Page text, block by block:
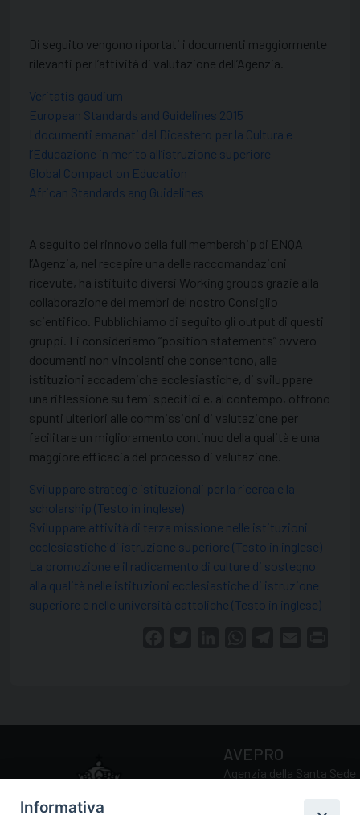
Di seguito vengono riportati i documenti maggiormente
rilevanti per l’attività di valutazione dell’Agenzia.
Veritatis gaudium
European Standards and Guidelines 2015
I documenti emanati dal Dicastero per la Cultura e
l’Educazione in merito all’istruzione superiore
Global Compact on Education
African Standards ang Guidelines
A seguito del rinnovo della full membership di ENQA
l’Agenzia, nel recepire una delle raccomandazioni
ricevute, ha istituito diversi Working groups grazie alla
collaborazione dei membri del nostro Consiglio
scientifico. Pubblichiamo di seguito gli output di questi
gruppi. Li consideriamo “position statements” ovvero
documenti non vincolanti che consentono, alle
istituzioni accademiche ecclesiastiche, di sviluppare
una riflessione su temi specifici e, al contempo, offrono
spunti ulteriori alle commissioni di valutazione per
facilitare un miglioramento continuo della qualità e una
maggiore efficacia del processo di valutazione.
Sviluppare strategie istituzionali per la ricerca e la
scholarship (Testo in inglese)
Sviluppare attività di terza missione nelle istituzioni
ecclesiastiche di istruzione superiore (Testo in inglese)
La promozione e il radicamento di culture di sostegno
alla qualità nelle istituzioni ecclesiastiche di istruzione
superiore e nelle università cattoliche (Testo in inglese)
AVEPRO
Agenzia della Santa Sede
Promozione della Qualità
Informativa